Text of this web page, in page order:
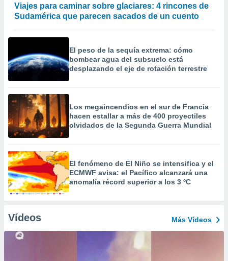
Viajes para caminar sobre glaciares: 4 rincones de
Sudamérica que parecen sacados de un cuento
El peso de la sequía extrema: cómo
bombear agua del subsuelo está
desplazando el eje de rotación terrestre
Los megaincendios en el sur de Francia
hacen estallar a más de 400 proyectiles
olvidados de la Segunda Guerra Mundial
El fenómeno de El Niño se intensifica y el
ECMWF avisa: el Pacífico alcanzará una
anomalía récord superior a los 3 ºC
Vídeos Más Vídeos